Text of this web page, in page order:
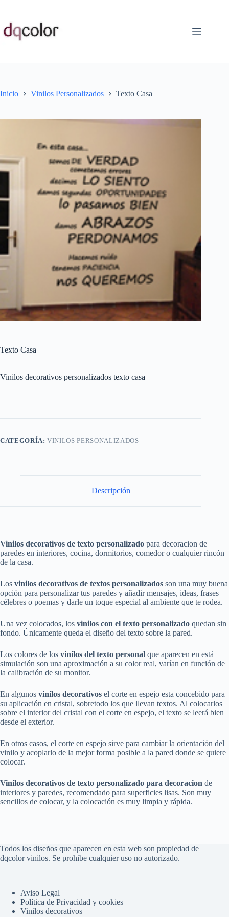
contenido
Inicio Vinilos Personalizados Texto Casa
Texto Casa
Vinilos decorativos personalizados texto casa
CATEGORÍA:VINILOS PERSONALIZADOS
Descripción
Vinilos decorativos de texto personalizado para decoracion de
paredes en interiores, cocina, dormitorios, comedor o cualquier rincón
de la casa.
Los vinilos decorativos de textos personalizados son una muy buena
opción para personalizar tus paredes y añadir mensajes, ideas, frases
célebres o poemas y darle un toque especial al ambiente que te rodea.
Una vez colocados, los vinilos con el texto personalizado quedan sin
fondo. Únicamente queda el diseño del texto sobre la pared.
Los colores de los vinilos del texto personal que aparecen en está
simulación son una aproximación a su color real, varían en función de
la calibración de su monitor.
En algunos vinilos decorativos el corte en espejo esta concebido para
su aplicación en cristal, sobretodo los que llevan textos. Al colocarlos
sobre el interior del cristal con el corte en espejo, el texto se leerá bien
desde el exterior.
En otros casos, el corte en espejo sirve para cambiar la orientación del
vinilo y acoplarlo de la mejor forma posible a la pared donde se quiere
colocar.
Vinilos decorativos de texto personalizado para decoracion de
interiores y paredes, recomendado para superficies lisas. Son muy
sencillos de colocar, y la colocación es muy limpia y rápida.
Todos los diseños que aparecen en esta web son propiedad de
dqcolor vinilos. Se prohibe cualquier uso no autorizado.
Aviso Legal
Política de Privacidad y cookies
Vinilos decorativos